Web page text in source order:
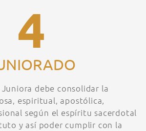
4
debe consolidar la
espiritual, apostólica,
según el espíritu sacerdotal
y así poder cumplir con la